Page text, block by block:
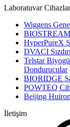
Laboratuvar
Wiggens
BIOSTREAM
HyperPureX
DVACI
Telstar
Dondurucular
BIORIDGE
POWTEQ
Beijing
İletişim